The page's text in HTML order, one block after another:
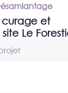
curage et
Le